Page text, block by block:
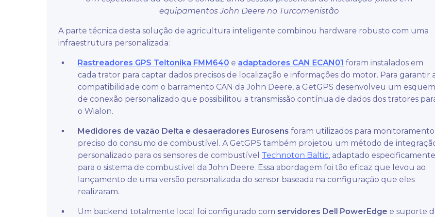
equipamentos John Deere no Turcomenistão
A parte técnica desta solução de agricultura inteligente combinou hardware robusto com uma
infraestrutura personalizada:
Rastreadores GPS Teltonika FMM640 e adaptadores CAN ECAN01 foram instalados em
cada trator para captar dados precisos de localização e informações do motor. Para garantir
compatibilidade com o barramento CAN da John Deere, a GetGPS desenvolveu um
de conexão personalizado que possibilitou a transmissão contínua de dados dos tratores
o Wialon.
Medidores de vazão Delta e desaeradores Eurosens foram utilizados para monitoramento
preciso do consumo de combustível. A GetGPS também projetou um método de
personalizado para os sensores de combustível Technoton Baltic, adaptado especificamente
para o sistema de combustível da John Deere. Essa abordagem foi tão eficaz que levou ao
lançamento de uma versão personalizada do sensor baseada na configuração que eles
realizaram.
Um backend totalmente local foi configurado com servidores Dell PowerEdge e suporte